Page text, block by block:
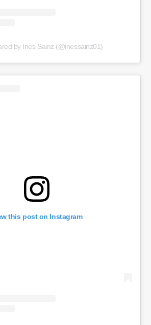
by Ines Sainz (@inessainz01)
this post on Instagram